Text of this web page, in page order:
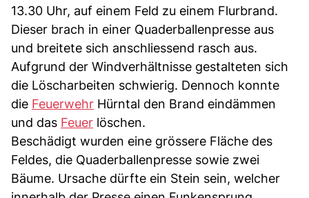
13.30 Uhr, auf einem Feld zu einem Flurbrand.
Dieser brach in einer Quaderballenpresse aus
und breitete sich anschliessend rasch aus.
Aufgrund der Windverhältnisse gestalteten sich
die Löscharbeiten schwierig. Dennoch konnte
die Feuerwehr Hürntal den Brand eindämmen
und das Feuer löschen.
Beschädigt wurden eine grössere Fläche des
Feldes, die Quaderballenpresse sowie zwei
Bäume. Ursache dürfte ein Stein sein, welcher